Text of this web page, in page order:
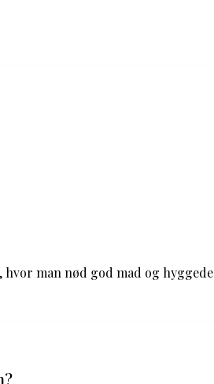
man nød god mad og hyggede